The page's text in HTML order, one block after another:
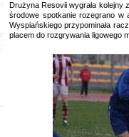
Drużyna Resovii wygrała kolejny
środowe spotkanie rozegrano w
Wyspiańskiego przypominała
placem do rozgrywania ligowego